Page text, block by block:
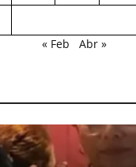
« Feb
Abr »